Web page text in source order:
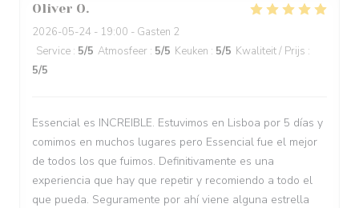
Oliver O
2026-05-24 - 19:00 - Gasten 2
Service : 5/5 Atmosfeer : 5/5 Keuken : 5/5 Kwaliteit / Prijs :
5/5
Essencial es INCREIBLE. Estuvimos en Lisboa por 5 días y
comimos en muchos lugares pero Essencial fue el mejor
de todos los que fuimos. Definitivamente es una
experiencia que hay que repetir y recomiendo a todo el
que pueda. Seguramente por ahí viene alguna estrella